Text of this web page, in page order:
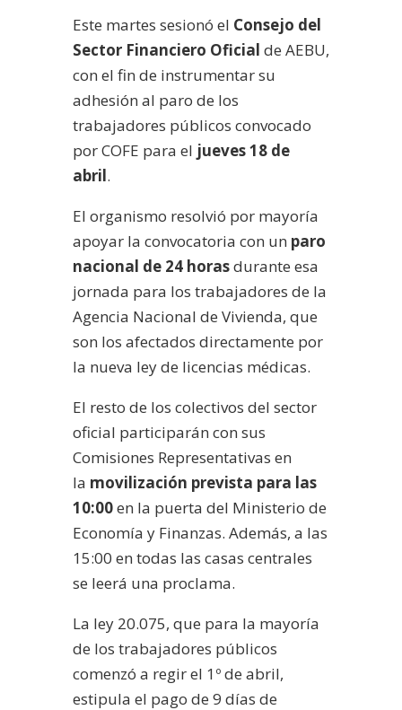
Este martes sesionó el Consejo del
Sector Financiero Oficial de AEBU,
con el fin de instrumentar su
adhesión al paro de los
trabajadores públicos convocado
por COFE para el jueves 18 de
abril.
El organismo resolvió por mayoría
apoyar la convocatoria con un paro
nacional de 24 horasdurante esa
jornada para los trabajadores de la
Agencia Nacional de Vivienda, que
son los afectados directamente por
la nueva ley de licencias médicas.
El resto de los colectivos del sector
oficial participarán con sus
Comisiones Representativas en
la movilización prevista para las
10:00en la puerta del Ministerio de
Economía y Finanzas. Además, a las
15:00 en todas las casas centrales
se leerá una proclama.
La ley 20.075, que para la mayoría
de los trabajadores públicos
comenzó a regir el 1º de abril,
estipula el pago de 9 días de